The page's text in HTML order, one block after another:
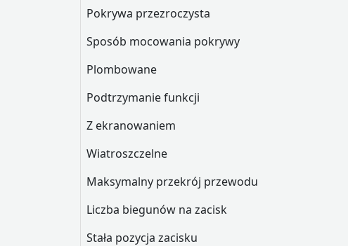
Pokrywa przezroczysta
Sposób mocowania pokrywy
Plombowane
Podtrzymanie funkcji
Z ekranowaniem
Wiatroszczelne
Maksymalny przekrój przewodu
Liczba biegunów na zacisk
Stała pozycja zacisku